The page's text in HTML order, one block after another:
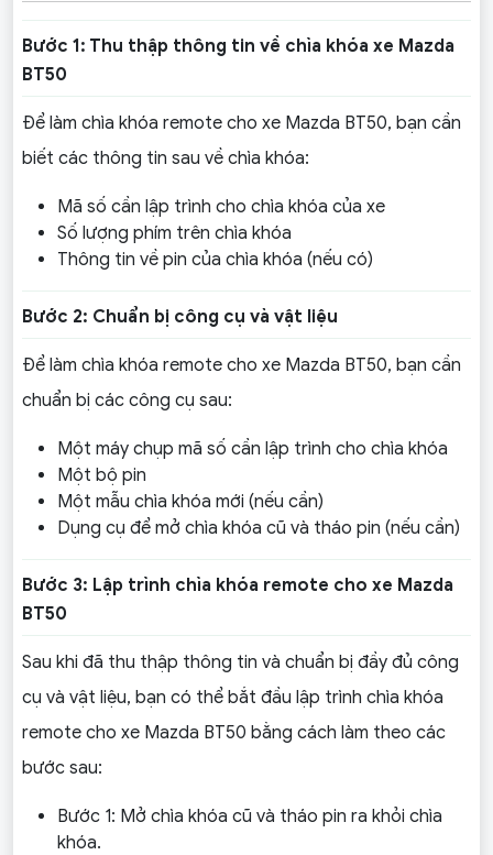
Bước 1: Thu thập thông tin về chìa khóa xe Mazda
BT50
Để làm chìa khóa remote cho xe Mazda BT50, bạn cần
biết các thông tin sau về chìa khóa:
Mã số cần lập trình cho chìa khóa của xe
Số lượng phím trên chìa khóa
Thông tin về pin của chìa khóa (nếu có)
Bước 2: Chuẩn bị công cụ và vật liệu
Để làm chìa khóa remote cho xe Mazda BT50, bạn cần
chuẩn bị các công cụ sau:
Một máy chụp mã số cần lập trình cho chìa khóa
Một bộ pin
Một mẫu chìa khóa mới (nếu cần)
Dụng cụ để mở chìa khóa cũ và tháo pin (nếu cần)
Bước 3: Lập trình chìa khóa remote cho xe Mazda
BT50
Sau khi đã thu thập thông tin và chuẩn bị đầy đủ công
cụ và vật liệu, bạn có thể bắt đầu lập trình chìa khóa
remote cho xe Mazda BT50 bằng cách làm theo các
bước sau:
Bước 1: Mở chìa khóa cũ và tháo pin ra khỏi chìa
khóa.